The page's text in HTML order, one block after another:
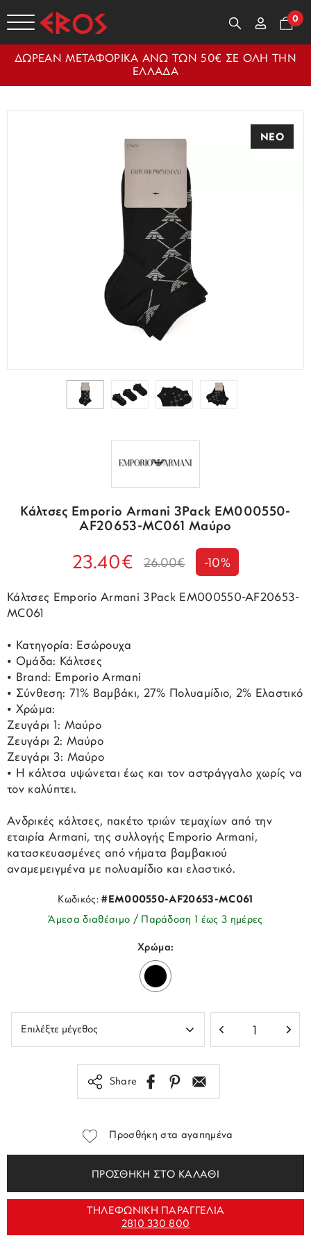
0
ΔΩΡΕΑΝ ΜΕΤΑΦΟΡΙΚΑ ΑΝΩ ΤΩΝ 50€ ΣΕ ΟΛΗ ΤΗΝ
ΕΛΛΑΔΑ
ΝΕΟ
Κάλτσες Emporio Armani 3Pack EM000550-
AF20653-MC061 Μαύρο
23.40€ 26.00€ -10%
Κάλτσες Emporio Armani 3Pack EM000550-AF20653-
MC061
• Κατηγορία: Εσώρουχα
• Ομάδα: Κάλτσες
• Brand: Emporio Armani
• Σύνθεση: 71% Βαμβάκι, 27% Πολυαμίδιο, 2% Ελαστικό
• Χρώμα:
Ζευγάρι 1: Μαύρο
Ζευγάρι 2: Μαύρο
Ζευγάρι 3: Μαύρο
• Η κάλτσα υψώνεται έως και τον αστράγγαλο χωρίς να
τον καλύπτει.
Ανδρικές κάλτσες, πακέτο τριών τεμαχίων από την
εταιρία Armani, της συλλογής Emporio Armani,
κατασκευασμένες από νήματα βαμβακιού
αναμεμειγμένα με πολυαμίδιο και ελαστικό.
Κωδικός:#EM000550-AF20653-MC061
Άμεσα διαθέσιμο / Παράδοση 1 έως 3 ημέρες
Χρώμα:
Share
Προσθήκη στα αγαπημένα
ΠΡΟΣΘΗΚΗ ΣΤΟ ΚΑΛΑΘΙ
ΤΗΛΕΦΩΝΙΚΗ ΠΑΡΑΓΓΕΛΙΑ
2810 330 800